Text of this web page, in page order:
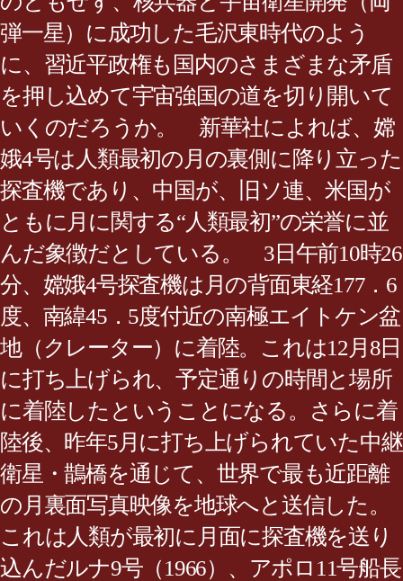
弾一星）に成功した毛沢東時代のよう
に、習近平政権も国内のさまざまな矛盾
を押し込めて宇宙強国の道を切り開いて
いくのだろうか。 新華社によれば、嫦
娥4号は人類最初の月の裏側に降り立った
探査機であり、中国が、旧ソ連、米国が
ともに月に関する“人類最初”の栄誉に並
んだ象徴だとしている。 3日午前10時26
分、嫦娥4号探査機は月の背面東経177．6
度、南緯45．5度付近の南極エイトケン盆
地（クレーター）に着陸。これは12月8日
に打ち上げられ、予定通りの時間と場所
に着陸したということになる。さらに着
陸後、昨年5月に打ち上げられていた中継
衛星・鵲橋を通じて、世界で最も近距離
の月裏面写真映像を地球へと送信した。
これは人類が最初に月面に探査機を送り
込んだルナ9号（1966）、アポロ11号船長